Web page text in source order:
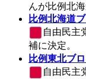
んが比例北
比例北海道
自由民主
補に決定。
比例東北ブ
自由民主